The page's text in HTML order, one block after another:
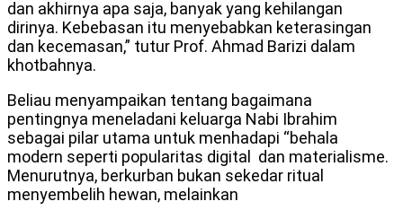
dan akhirnya apa saja, banyak yang kehilangan
dirinya. Kebebasan itu menyebabkan keterasingan
dan kecemasan,” tutur Prof. Ahmad Barizi dalam
khotbahnya.
Beliau menyampaikan tentang bagaimana
pentingnya meneladani keluarga Nabi Ibrahim
sebagai pilar utama untuk menhadapi “behala
modern seperti popularitas digital dan materialisme.
Menurutnya, berkurban bukan sekedar ritual
menyembelih hewan, melainkan